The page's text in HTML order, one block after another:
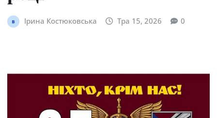
Ірина Костюковська Тра 15, 2026 0